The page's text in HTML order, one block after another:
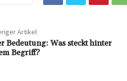
Artikel
Bedeutung: Was steckt hinter
Begriff?